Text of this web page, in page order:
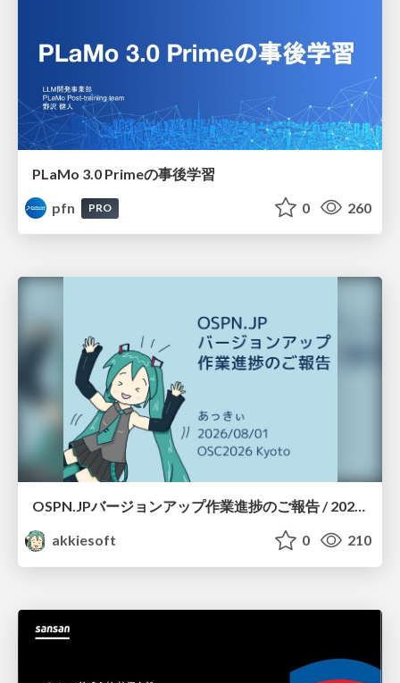
PLaMo 3.0 Primeの事後学習
pfn
PRO 0 260
OSPN.JPバージョンアップ作業進捗のご報告 / 20260801-osc26kyoto
akkiesoft
0 210